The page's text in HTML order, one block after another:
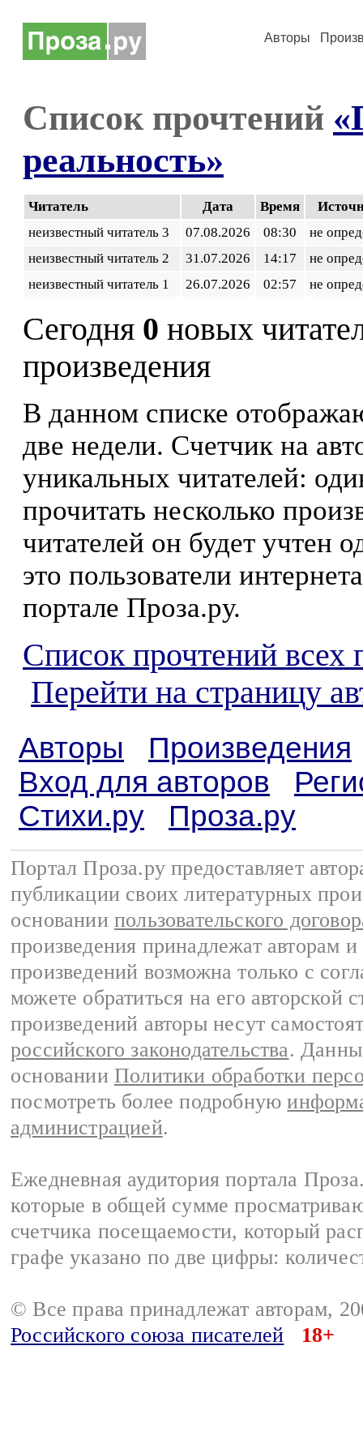
Авторы
Список прочтений
реальность»
Читатель Дата Время
неизвестный читатель 3
07.08.2026 08:30
не
неизвестный читатель 2
31.07.2026 14:17
не
неизвестный читатель 1
26.07.2026 02:57 не
Сегодня 0 новых
произведения
В данном списке
две недели. Счетчик на
уникальных читателей:
прочитать несколько
читателей он будет учтен
это пользователи
портале Проза.ру.
Список прочтений всех
Перейти на страницу
Авторы
Произведения
Вход для авторов
Стихи.ру
Проза.ру
Портал Проза.ру предоставляет
публикации своих литературных
основании пользовательского
произведения принадлежат авторам
произведений возможна только с
можете обратиться на его авторской
произведений авторы несут
российского законодательства.
основании Политики обработки
посмотреть более подробную
администрацией.
Ежедневная аудитория портала
которые в общей сумме
счетчика посещаемости, который
графе указано по две цифры:
© Все права принадлежат авторам,
Российского союза писателей
18+